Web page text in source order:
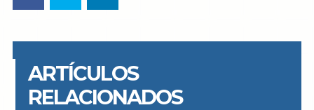
ARTÍCULOS
RELACIONADOS